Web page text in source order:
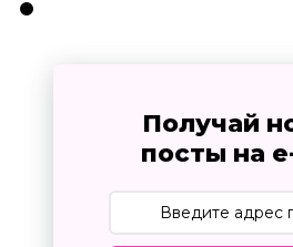
Получай
посты на